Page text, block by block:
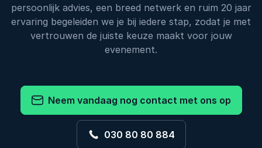
persoonlijk advies, een breed netwerk en ruim 20 jaar
ervaring begeleiden we je bij iedere stap, zodat je met
vertrouwen de juiste keuze maakt voor jouw
evenement.
Neem vandaag nog contact met ons op
030 80 80 884